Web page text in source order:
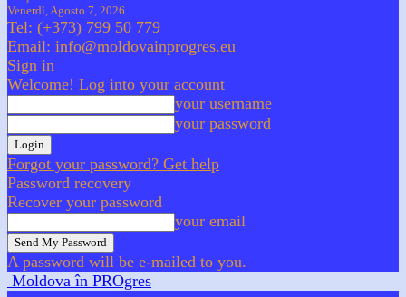
Venerdì, Agosto 7, 2026
Tel: (+373) 799 50 779
Email: info@moldovainprogres.eu
Sign in
Welcome! Log into your account
your username
your password
Forgot your password? Get help
Password recovery
Recover your password
your email
A password will be e-mailed to you.
Moldova în PROgres